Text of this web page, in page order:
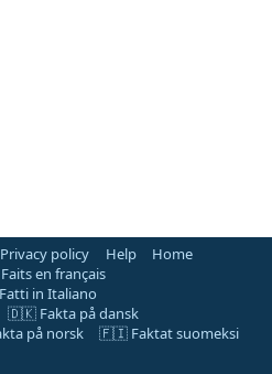
Privacy policy Help
Home
en français
in Italiano
🇩🇰 Fakta på dansk
på norsk
🇫🇮 Faktat suomeksi